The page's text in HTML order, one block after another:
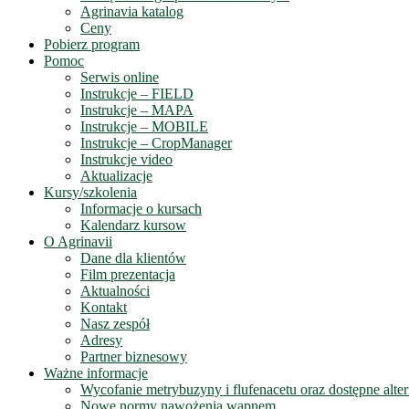
Agrinavia katalog
Ceny
Pobierz program
Pomoc
Serwis online
Instrukcje – FIELD
Instrukcje – MAPA
Instrukcje – MOBILE
Instrukcje – CropManager
Instrukcje video
Aktualizacje
Kursy/szkolenia
Informacje o kursach
Kalendarz kursow
O Agrinavii
Dane dla klientów
Film prezentacja
Aktualności
Kontakt
Nasz zespół
Adresy
Partner biznesowy
Ważne informacje
Wycofanie metrybuzyny i flufenacetu oraz dostępne
Nowe normy nawożenia wapnem